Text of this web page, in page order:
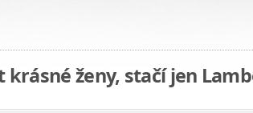
krásné ženy, stačí jen